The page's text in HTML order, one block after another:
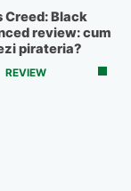
Creed: Black
review: cum
pirateria?
REVIEW